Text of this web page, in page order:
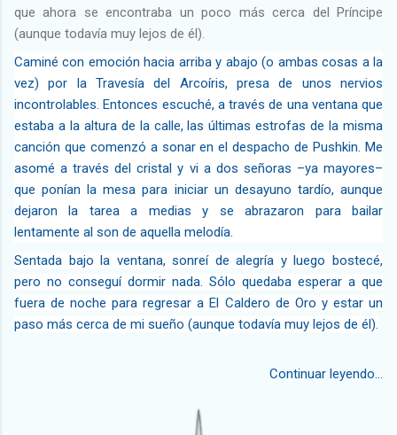
que ahora se encontraba un poco más cerca del Príncipe
(aunque todavía muy lejos de él).
Caminé con emoción hacia arriba y abajo (o ambas cosas a la
vez) por la Travesía del Arcoíris, presa de unos nervios
incontrolables. Entonces escuché, a través de una ventana que
estaba a la altura de la calle, las últimas estrofas de la misma
canción que comenzó a sonar en el despacho de Pushkin. Me
asomé a través del cristal y vi a dos señoras –ya mayores–
que ponían la mesa para iniciar un desayuno tardío, aunque
dejaron la tarea a medias y se abrazaron para bailar
lentamente al son de aquella melodía.
Sentada bajo la ventana, sonreí de alegría y luego bostecé,
pero no conseguí dormir nada. Sólo quedaba esperar a que
fuera de noche para regresar a El Caldero de Oro y estar un
paso más cerca de mi sueño (aunque todavía muy lejos de él).
Continuar leyendo...